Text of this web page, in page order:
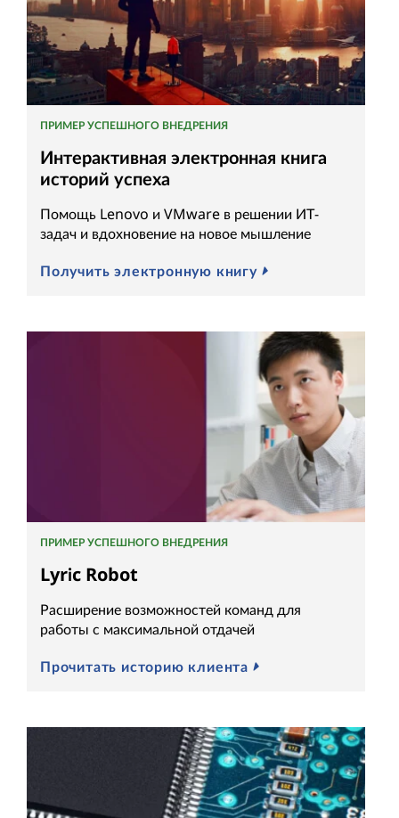
ПРИМЕР УСПЕШНОГО ВНЕДРЕНИЯ
Интерактивная электронная книга
историй успеха
Помощь Lenovo и VMware в решении ИТ-
задач и вдохновение на новое мышление
Получить электронную книгу
ПРИМЕР УСПЕШНОГО ВНЕДРЕНИЯ
Lyric Robot
Расширение возможностей команд для
работы с максимальной отдачей
Прочитать историю клиента